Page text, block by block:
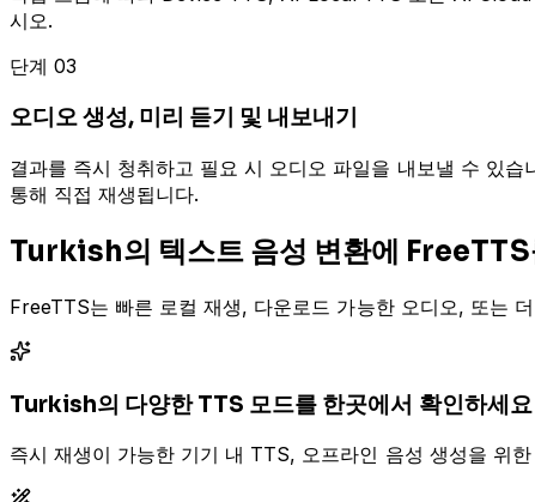
시오.
단계 03
오디오 생성, 미리 듣기 및 내보내기
결과를 즉시 청취하고 필요 시 오디오 파일을 내보낼 수 있
통해 직접 재생됩니다.
Turkish의 텍스트 음성 변환에 FreeTTS
FreeTTS는 빠른 로컬 재생, 다운로드 가능한 오디오, 또는
Turkish의 다양한 TTS 모드를 한곳에서 확인하세요
즉시 재생이 가능한 기기 내 TTS, 오프라인 음성 생성을 위